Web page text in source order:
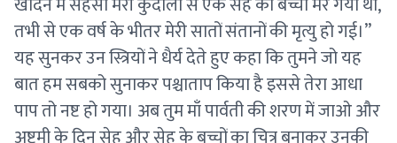
तभी से एक वर्ष के भीतर मेरी सातों संतानों की मृत्यु हो गई।”
यह सुनकर उन स्त्रियों ने धैर्य देते हुए कहा कि तुमने जो यह
बात हम सबको सुनाकर पश्चाताप किया है इससे तेरा आधा
पाप तो नष्ट हो गया। अब तुम माँ पार्वती की शरण में जाओ और